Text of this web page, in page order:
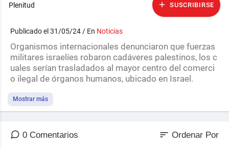
Plenitud SUSCRIBIRSE
Publicado el 31/05/24 / En Noticias
Organismos internacionales denunciaron que fuerzas
militares israelíes robaron cadáveres palestinos, los c
uales serían trasladados al mayor centro del comerci
o ilegal de órganos humanos, ubicado en Israel.
Un vídeo que ha salido a luz pública revela que unos 1
20 cuerpos de gazatíes, fueron sustraídos tras el asal
Mostrar más
0 Comentarios sort Ordenar Por